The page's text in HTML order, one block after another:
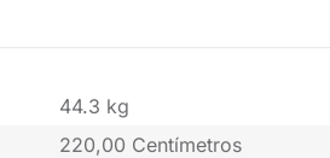
44.3 kg
220,00 Centímetros